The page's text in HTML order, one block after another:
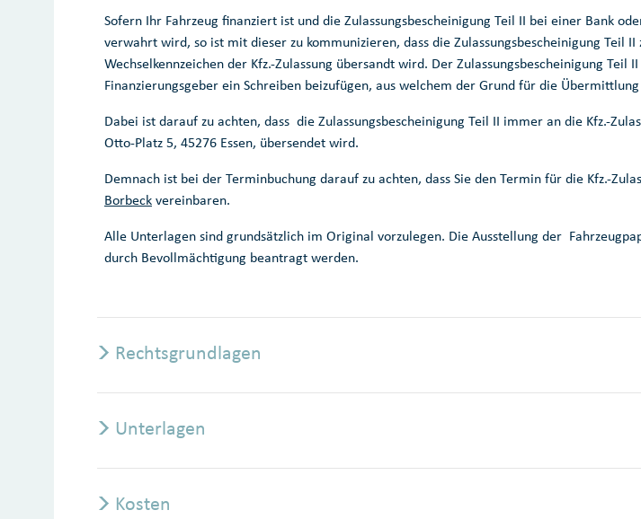
Sofern Ihr Fahrzeug finanziert ist und die Zulassungsbescheinigung Teil II bei einer Bank
verwahrt wird, so ist mit dieser zu kommunizieren, dass die Zulassungsbescheinigung Teil II
Wechselkennzeichen der Kfz.-Zulassung übersandt wird. Der Zulassungsbescheinigung Teil
Finanzierungsgeber ein Schreiben beizufügen, aus welchem der Grund für die
Dabei ist darauf zu achten, dass die Zulassungsbescheinigung Teil II immer an die Kfz.-
Otto-Platz 5, 45276 Essen, übersendet wird.
Demnach ist bei der Terminbuchung darauf zu achten, dass Sie den Termin für die Kfz.-
Borbeck vereinbaren.
Alle Unterlagen sind grundsätzlich im Original vorzulegen. Die Ausstellung der
durch Bevollmächtigung beantragt werden.
Rechtsgrundlagen
Unterlagen
Kosten